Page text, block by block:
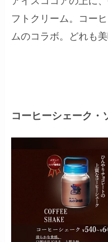
フトクリーム。コー
ムのコラボ。どれも
コーヒーシェーク・